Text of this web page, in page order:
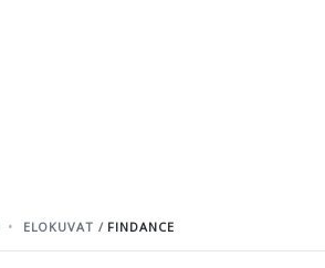
ELOKUVAT / FINDANCE